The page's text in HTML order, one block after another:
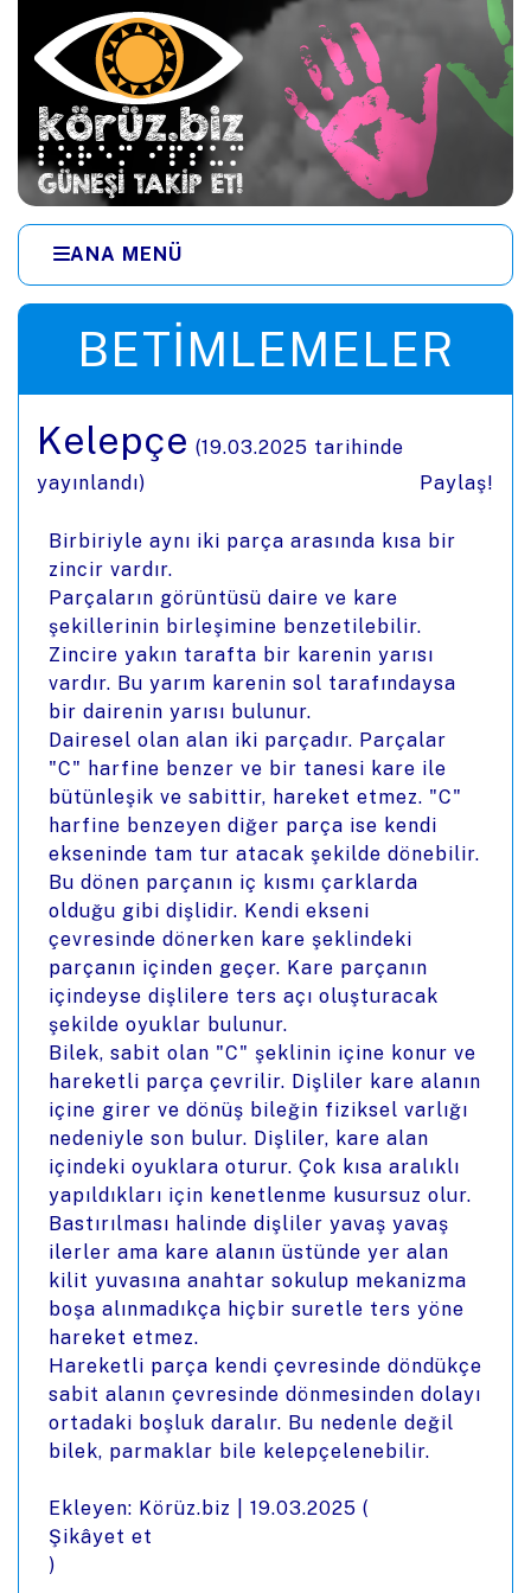
Ana içeriğe zıpla
ANA MENÜ
BETIMLEMELER
Kelepçe (19.03.2025 tarihinde
yayınlandı)
Paylaş!
Birbiriyle aynı iki parça arasında kısa bir
zincir vardır.
Parçaların görüntüsü daire ve kare
şekillerinin birleşimine benzetilebilir.
Zincire yakın tarafta bir karenin yarısı
vardır. Bu yarım karenin sol tarafındaysa
bir dairenin yarısı bulunur.
Dairesel olan alan iki parçadır. Parçalar
"C" harfine benzer ve bir tanesi kare ile
bütünleşik ve sabittir, hareket etmez. "C"
harfine benzeyen diğer parça ise kendi
ekseninde tam tur atacak şekilde dönebilir.
Bu dönen parçanın iç kısmı çarklarda
olduğu gibi dişlidir. Kendi ekseni
çevresinde dönerken kare şeklindeki
parçanın içinden geçer. Kare parçanın
içindeyse dişlilere ters açı oluşturacak
şekilde oyuklar bulunur.
Bilek, sabit olan "C" şeklinin içine konur ve
hareketli parça çevrilir. Dişliler kare alanın
içine girer ve dönüş bileğin fiziksel varlığı
nedeniyle son bulur. Dişliler, kare alan
içindeki oyuklara oturur. Çok kısa aralıklı
yapıldıkları için kenetlenme kusursuz olur.
Bastırılması halinde dişliler yavaş yavaş
ilerler ama kare alanın üstünde yer alan
kilit yuvasına anahtar sokulup mekanizma
boşa alınmadıkça hiçbir suretle ters yöne
hareket etmez.
Hareketli parça kendi çevresinde döndükçe
sabit alanın çevresinde dönmesinden dolayı
ortadaki boşluk daralır. Bu nedenle değil
bilek, parmaklar bile kelepçelenebilir.
Ekleyen: Körüz.biz | 19.03.2025 (
Şikâyet et
)
Menüye zıpla